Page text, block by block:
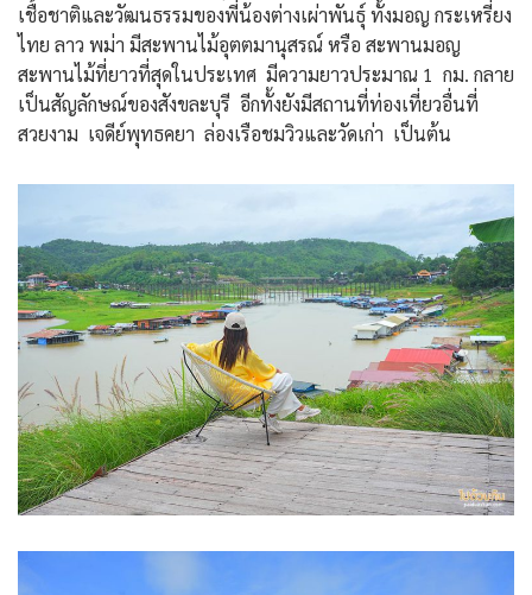
เชื้อชาติและวัฒนธรรมของพี่น้องต่างเผ่าพันธุ์ ทั้งมอญ กระเหรี่ยง
ไทย ลาว พม่า มีสะพานไม้อุตตมานุสรณ์ หรือ สะพานมอญ
สะพานไม้ที่ยาวที่สุดในประเทศ มีความยาวประมาณ 1 กม. กลาย
เป็นสัญลักษณ์ของสังขละบุรี อีกทั้งยังมีสถานที่ท่องเที่ยวอื่นที่
สวยงาม เจดีย์พุทธคยา ล่องเรือชมวิวและวัดเก่า เป็นต้น